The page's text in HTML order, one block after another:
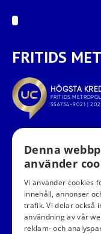
FRITIDS
FÖLJ OSS I
Denna
använder
Vi använder cookies
innehåll, annonser
trafik. Vi delar också
användning av vår
reklam- och